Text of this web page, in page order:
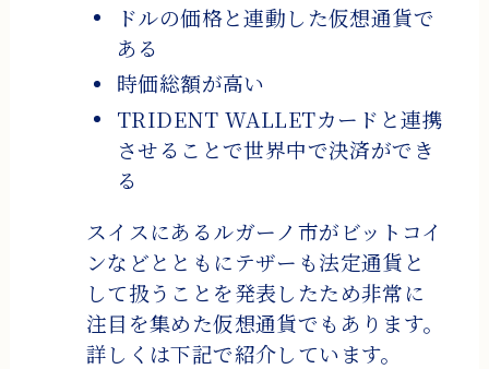
ドルの価格と連動した仮想通貨で
ある
時価総額が高い
TRIDENT WALLETカードと連携
させることで世界中で決済ができ
る
スイスにあるルガーノ市がビットコイ
ンなどとともにテザーも法定通貨と
して扱うことを発表したため非常に
注目を集めた仮想通貨でもあります。
詳しくは下記で紹介しています。